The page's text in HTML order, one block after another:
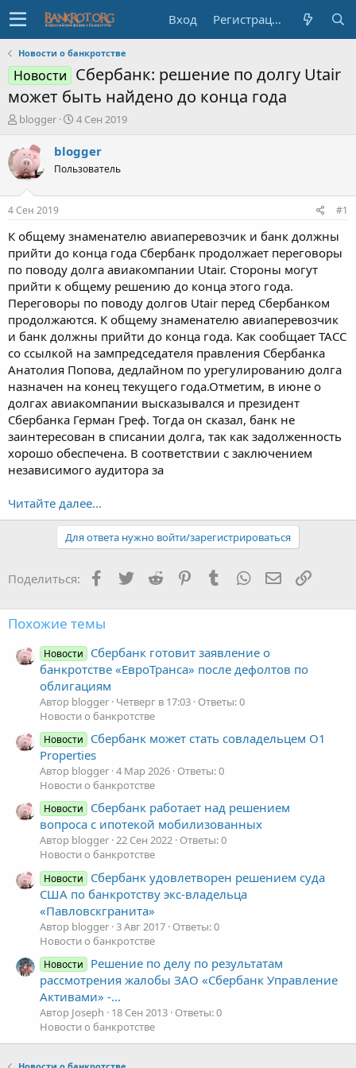
Вход Регистрация
Новости о банкротстве
Новости Сбербанк: решение по долгу Utair
может быть найдено до конца года
А
т
о
р
е
м
ы
blogger
Д
т
а
н
л
4 Сен 2019
blogger
Пользователь
4 Сен 2019 #1
К общему знаменателю авиаперевозчик и банк должны
прийти до конца года Сбербанк продолжает переговоры
по поводу долга авиакомпании Utair. Стороны могут
прийти к общему решению до конца этого года.
Переговоры по поводу долгов Utair перед Сбербанком
продолжаются. К общему знаменателю авиаперевозчик
и банк должны прийти до конца года. Как сообщает ТАСС
со ссылкой на зампредседателя правления Сбербанка
Анатолия Попова, дедлайном по урегулированию долга
назначен на конец текущего года.Отметим, в июне о
долгах авиакомпании высказывался и президент
Сбербанка Герман Греф. Тогда он сказал, банк не
заинтересован в списании долга, так как задолженность
хорошо обеспечена. В соответствии с заключением
независимого аудитора за
Читайте далее...
Для ответа нужно войти/зарегистрироваться
Поделиться: Facebook
TwitterReddit PinterestTumblr WhatsApp Ссылка
Похожие темы
Новости
Сбербанк готовит заявление о
банкротстве «ЕвроТранса» после дефолтов по
облигациям
Автор blogger Четверг в 17:03 Ответы: 0
Новости о банкротстве
Новости
Сбербанк может стать совладельцем O1
Properties
Автор blogger 4 Мар 2026 Ответы: 0
Новости о банкротстве
Новости
Сбербанк работает над решением
вопроса с ипотекой мобилизованных
Автор blogger 22 Сен 2022 Ответы: 0
Новости о банкротстве
Новости
Сбербанк удовлетворен решением суда
США по банкротству экс-владельца
«Павловскгранита»
Автор blogger 3 Авг 2017 Ответы: 0
Новости о банкротстве
Новости
Решение по делу по результатам
рассмотрения жалобы ЗАО «Сбербанк Управление
Активами» -...
Автор Joseph 18 Сен 2013 Ответы: 0
Новости о банкротстве